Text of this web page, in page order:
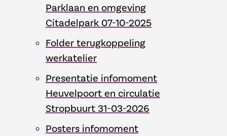
Parklaan en omgeving
Citadelpark 07-10-2025
Folder terugkoppeling
werkatelier
Presentatie infomoment
Heuvelpoort en circulatie
Stropbuurt 31-03-2026
Posters infomoment